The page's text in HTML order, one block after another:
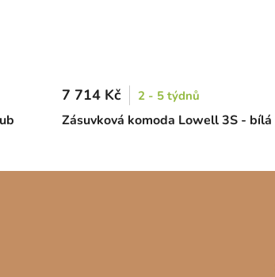
Zásuvková komoda Lowell 3S - bílá
7 714 Kč 2 - 5 týdnů